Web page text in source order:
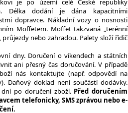
Délka dodání je dána kapacitními
dopravce. Nákladní vozy o nosnosti
Moffetem. Moffet takzvaná „terénní
nebo zahradou. Palety složí řidič
dny. Doručení o víkendech a státních
ani přesný čas doručování. V případě
nás kontaktujte (např. odpovědí na
Daňový doklad není součástí dodávky.
po doručení zboží. Před doručením
telefonicky, SMS zprávou nebo e-